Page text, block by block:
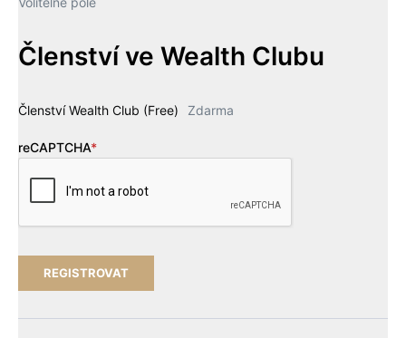
Členství ve Wealth Clubu
Členství Wealth Club (Free) Zdarma
reCAPTCHA*